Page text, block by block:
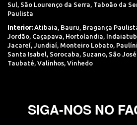
Sul São Lourenço da Serra Taboão da
Paulista
Interior: Atibaia, Bauru, Bragança
Jordão, Caçapava, Hortolandia,
Jacareí, Jundiaí, Monteiro Lobato,
Santa Isabel, Sorocaba, Suzano, São
Taubaté, Valinhos, Vinhedo
SIGA-NOS NO